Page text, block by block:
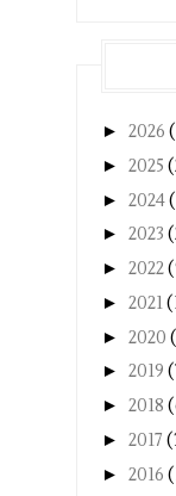
► 2026
► 2025
► 2024
► 2023
► 2022
► 2021
► 2020
► 2019
► 2018
► 2017
► 2016